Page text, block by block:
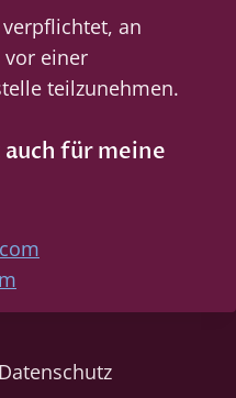
an
vor einer
teilzunehmen.
für meine
Datenschutz